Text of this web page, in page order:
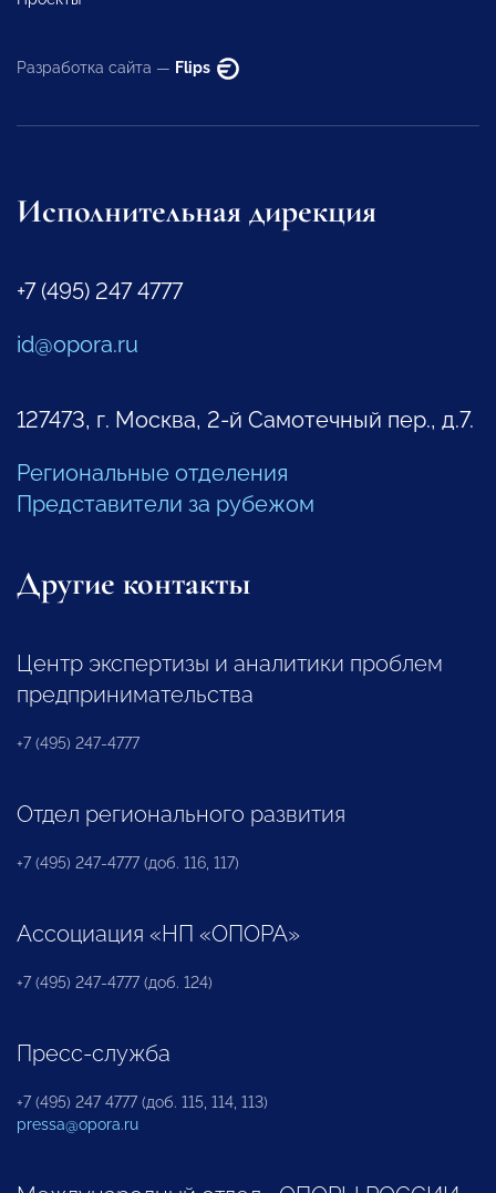
Разработка сайта — Flips
Исполнительная дирекция
+7 (495) 247 4777
id@opora.ru
127473, г. Москва, 2-й Самотечный пер., д.7.
Региональные отделения
Представители за рубежом
Другие контакты
Центр экспертизы и аналитики проблем
предпринимательства
+7 (495) 247-4777
Отдел регионального развития
+7 (495) 247-4777 (доб. 116, 117)
Ассоциация «НП «ОПОРА»
+7 (495) 247-4777 (доб. 124)
Пресс-служба
+7 (495) 247 4777 (доб. 115, 114, 113)
pressa@opora.ru